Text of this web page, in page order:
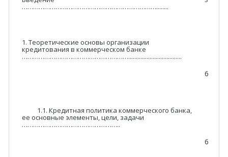
………………………………………………………………........
1. Теоретические основы организации
кредитования в коммерческом банке
…………………………………………………...................................
6
1.1. Кредитная политика коммерческого банка,
ее основные элементы, цели, задачи
……………………………………………..
6